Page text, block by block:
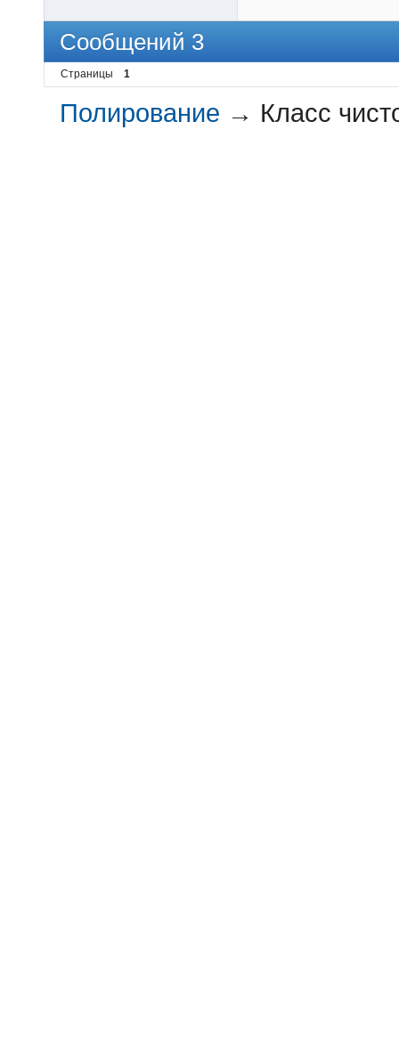
Сообщений 3
Страницы 1
Полирование → Класс